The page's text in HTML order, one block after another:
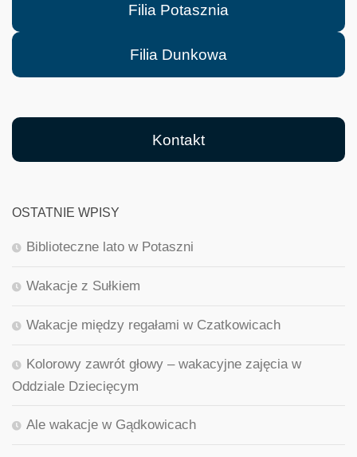
Filia Potasznia
Filia Dunkowa
Kontakt
OSTATNIE WPISY
Biblioteczne lato w Potaszni
Wakacje z Sułkiem
Wakacje między regałami w Czatkowicach
Kolorowy zawrót głowy – wakacyjne zajęcia w
Oddziale Dziecięcym
Ale wakacje w Gądkowicach